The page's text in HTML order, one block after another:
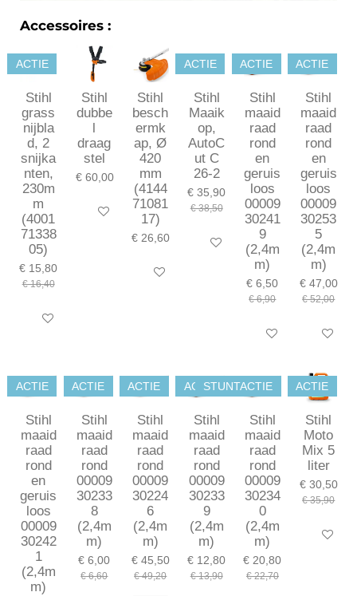
Accessoires :
ACTIE
Stihl
grass
nijbla
d, 2
snijka
nten,
230m
m
(4001
71338
05)
€ 15,80
€ 16,40
In winkelwagen
Stihl
dubbe
l
draag
stel
€ 60,00
In winkelwagen
Stihl
besch
ermk
ap, Ø
420
mm
(4144
71081
17)
€ 26,60
In winkelwagen
ACTIE
Stihl
Maaik
op,
AutoC
ut C
26-2
€ 35,90
€ 38,50
In winkelwagen
ACTIE
Stihl
maaid
raad
rond
en
geruis
loos
00009
30241
9
(2,4m
m)
€ 6,50
€ 6,90
In winkelwagen
ACTIE
Stihl
maaid
raad
rond
en
geruis
loos
00009
30253
5
(2,4m
m)
€ 47,00
€ 52,00
In
ACTIE
Stihl
maaid
raad
rond
en
geruis
loos
00009
30242
1
(2,4m
m)
ACTIE
Stihl
maaid
raad
rond
00009
30233
8
(2,4m
m)
€ 6,00
€ 6,60
ACTIE
Stihl
maaid
raad
rond
00009
30224
6
(2,4m
m)
€ 45,50
€ 49,20
ACTIE
Stihl
maaid
raad
rond
00009
30233
9
(2,4m
m)
€ 12,80
€ 13,90
STUNTACTIE
Stihl
maaid
raad
rond
00009
30234
0
(2,4m
m)
€ 20,80
€ 22,70
ACTIE
Stihl
Moto
Mix 5
liter
€ 30,50
€ 35,90
In